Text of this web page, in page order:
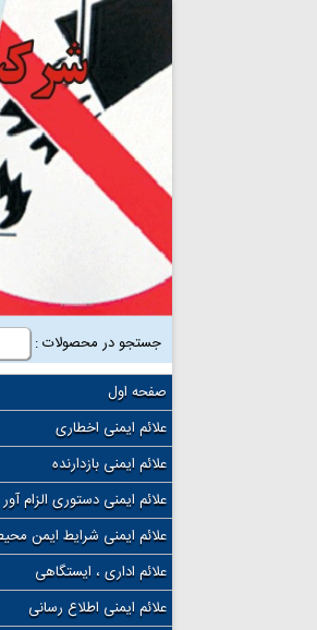
جستجو در محصولات :
صفحه اول
علائم ایمنی اخطاری
علائم ایمنی بازدارنده
علائم ایمنی دستوری الزام آور
علائم ایمنی شرایط ایمن
علائم اداری ، ایستگاهی
علائم ایمنی اطلاع رسانی